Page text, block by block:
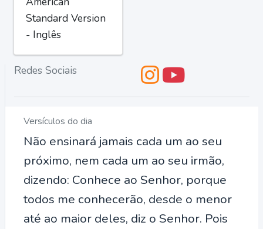
Standard Version
- Inglês
Redes Sociais
Versículos do dia
Não ensinará jamais cada um ao seu
próximo, nem cada um ao seu irmão,
dizendo: Conhece ao Senhor, porque
todos me conhecerão, desde o menor
até ao maior deles, diz o Senhor. Pois